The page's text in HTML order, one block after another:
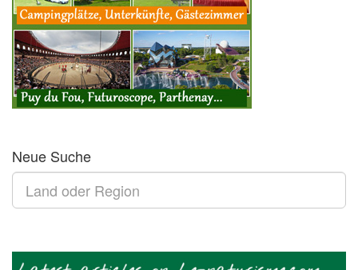
Neue Suche